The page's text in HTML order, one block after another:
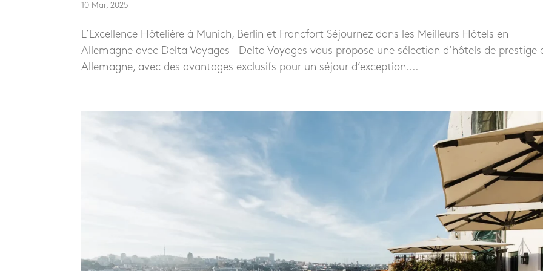
10 Mar, 2025
L’Excellence Hôtelière à Munich, Berlin et Francfort Séjournez dans les Meilleurs Hôtels en
Allemagne avec Delta Voyages Delta Voyages vous propose une sélection d’hôtels de prestige
Allemagne, avec des avantages exclusifs pour un séjour d’exception....